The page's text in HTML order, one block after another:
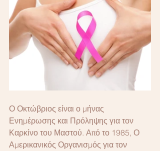
Ο Οκτώβριος είναι ο μήνας
Ενημέρωσης και Πρόληψης για τον
Καρκίνο του Μαστού. Από το 1985, Ο
Αμερικανικός Οργανισμός για τον